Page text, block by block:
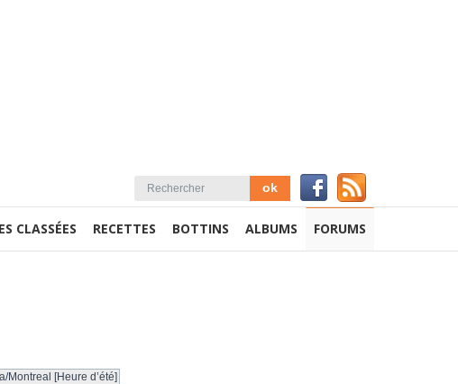
CLASSÉES RECETTES BOTTINS ALBUMS FORUMS
Montreal [Heure d’été]